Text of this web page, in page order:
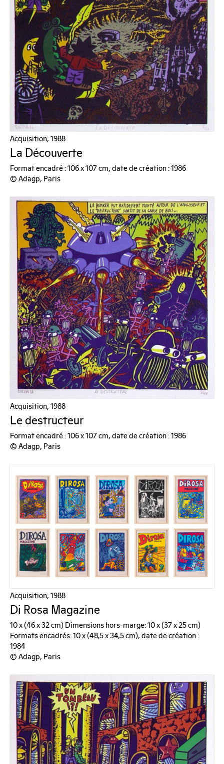
Acquisition, 1988
La Découverte
Format encadré : 106 x 107 cm, date de création : 1986
© Adagp, Paris
Acquisition, 1988
Le destructeur
Format encadré : 106 x 107 cm, date de création : 1986
© Adagp, Paris
Acquisition, 1988
Di Rosa Magazine
10 x (46 x 32 cm) Dimensions hors-marge: 10 x (37 x 25 cm)
Formats encadrés: 10 x (48,5 x 34,5 cm), date de création :
1984
© Adagp, Paris